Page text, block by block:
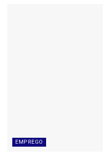
EMPREGO